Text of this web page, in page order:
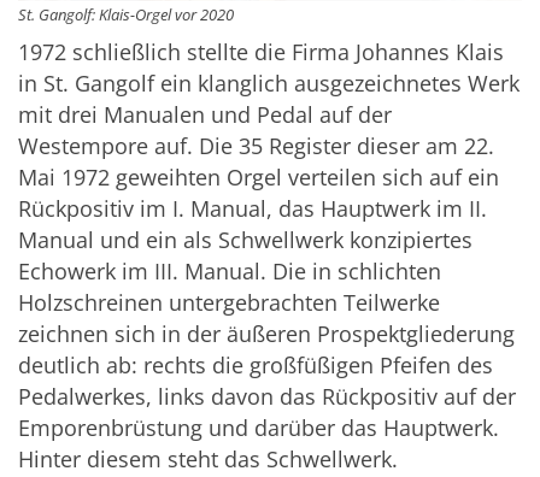
St. Gangolf: Klais-Orgel vor 2020
1972 schließlich stellte die Firma Johannes Klais
in St. Gangolf ein klanglich ausgezeichnetes Werk
mit drei Manualen und Pedal auf der
Westempore auf. Die 35 Register dieser am 22.
Mai 1972 geweihten Orgel verteilen sich auf ein
Rückpositiv im I. Manual, das Hauptwerk im II.
Manual und ein als Schwellwerk konzipiertes
Echowerk im III. Manual. Die in schlichten
Holzschreinen untergebrachten Teilwerke
zeichnen sich in der äußeren Prospektgliederung
deutlich ab: rechts die großfüßigen Pfeifen des
Pedalwerkes, links davon das Rückpositiv auf der
Emporenbrüstung und darüber das Hauptwerk.
Hinter diesem steht das Schwellwerk.